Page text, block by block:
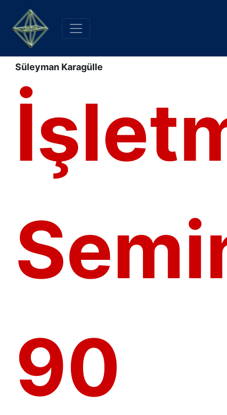
Süleyman Karagülle
90